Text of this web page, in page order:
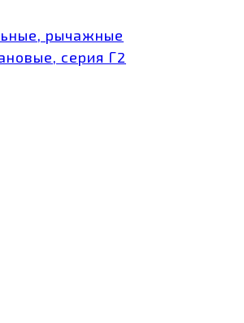
рычажные
серия Г2